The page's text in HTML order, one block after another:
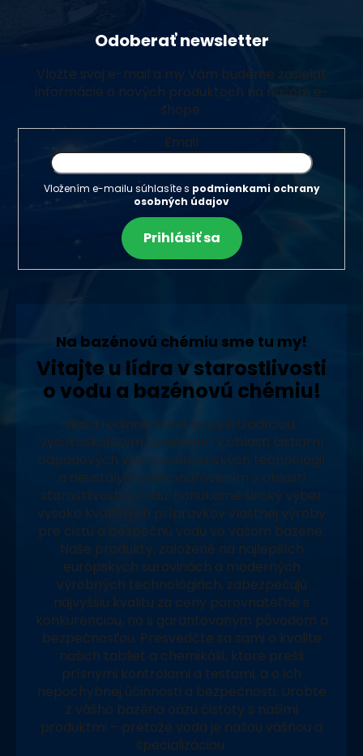
Odoberať newsletter
Vložte svoj e-mail a my Vám budeme zasielať
informácie o nových produktoch na našom e-
shope.
Email
Vložením e-mailu súhlasíte s podmienkami ochrany
osobných údajov
Prihlásiť sa
Na bazénovú chémiu sme tu my!
Vitajte u lídra v starostlivosti
o vodu a bazénovú chémiu!
Naša rodinná firma sa pýši tradíciou,
vysokoškolským vzdelaním v oblasti čistiarní
odpadových vôd a vodárenských technológií
a neustálym zdokonaľovaním v oblasti
starostlivosti o vodu. Ponúkame široký výber
vysoko kvalitných prípravkov vlastnej výroby
pre čistú a bezpečnú vodu vo vašom bazéne.
Naše produkty, založené na najlepších
európskych surovinách a moderných
výrobných technológiách, zabezpečujú
najvyššiu kvalitu za ceny porovnateľné s
konkurenciou, no s garantovaným pôvodom a
bezpečnosťou. Presvedčte sa sami o kvalite
našich tabliet a chemikálií, ktoré prešli
prísnymi kontrolami a testami, a o ich
nepochybnej účinnosti a bezpečnosti. Urobte
z vášho bazéna oázu čistoty s našimi
produktmi – pretože voda je našou vášňou a
špecializáciou.